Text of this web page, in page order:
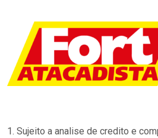
1. Sujeito a analise de credito e